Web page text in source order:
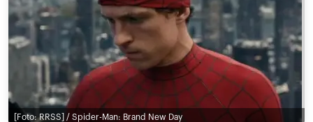
[Foto: RRSS] / Spider-Man: Brand New Day